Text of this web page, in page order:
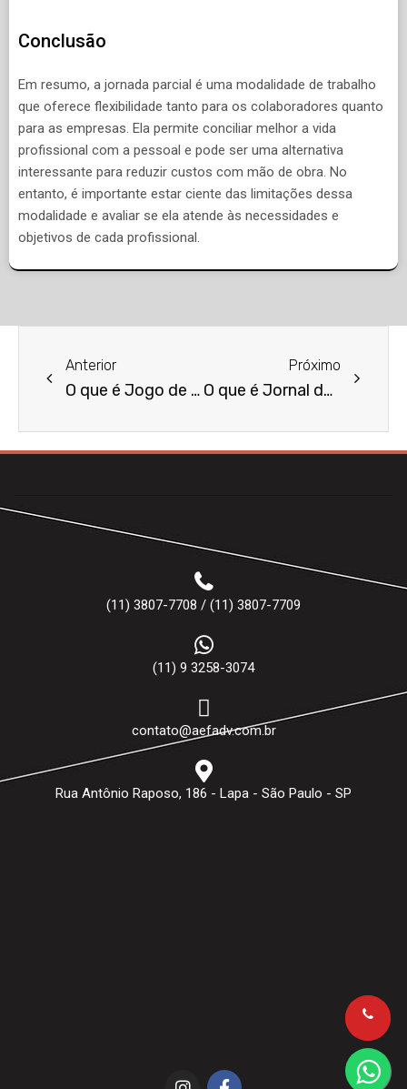
Conclusão
Em resumo, a jornada parcial é uma modalidade de trabalho
que oferece flexibilidade tanto para os colaboradores quanto
para as empresas. Ela permite conciliar melhor a vida
profissional com a pessoal e pode ser uma alternativa
interessante para reduzir custos com mão de obra. No
entanto, é importante estar ciente das limitações dessa
modalidade e avaliar se ela atende às necessidades e
objetivos de cada profissional.
Anterior
O que é Jogo de Azar?
Próximo
O que é Jornal de Grande Circulação?
(11) 3807-7708 / (11) 3807-7709
(11) 9 3258-3074
contato@aefadv.com.br
Rua Antônio Raposo, 186 - Lapa - São Paulo - SP